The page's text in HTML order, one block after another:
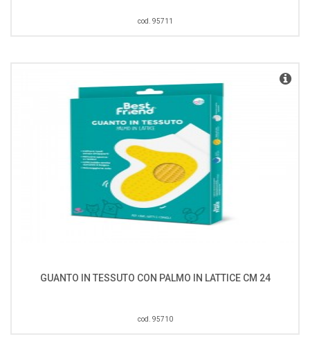
cod. 95711
GUANTO IN TESSUTO CON PALMO IN LATTICE CM 24
cod. 95710